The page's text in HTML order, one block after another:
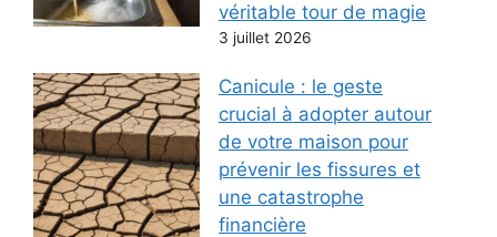
véritable tour de magie
3 juillet 2026
Canicule : le geste
crucial à adopter autour
de votre maison pour
prévenir les fissures et
une catastrophe
financière